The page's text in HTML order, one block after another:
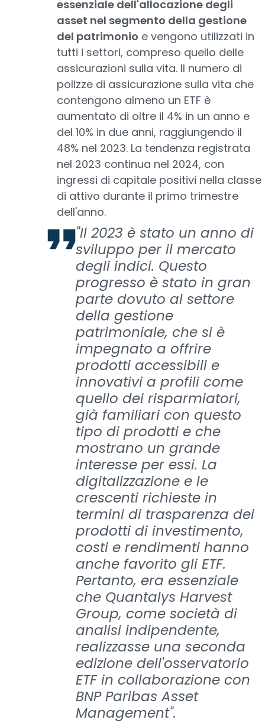
essenziale dell'allocazione degli
asset nel segmento della gestione
del patrimonio e vengono utilizzati in
tutti i settori, compreso quello delle
assicurazioni sulla vita. Il numero di
polizze di assicurazione sulla vita che
contengono almeno un ETF è
aumentato di oltre il 4% in un anno e
del 10% in due anni, raggiungendo il
48% nel 2023. La tendenza registrata
nel 2023 continua nel 2024, con
ingressi di capitale positivi nella classe
di attivo durante il primo trimestre
dell'anno.
"Il 2023 è stato un anno di
sviluppo per il mercato
degli indici. Questo
progresso è stato in gran
parte dovuto al settore
della gestione
patrimoniale, che si è
impegnato a offrire
prodotti accessibili e
innovativi a profili come
quello dei risparmiatori,
già familiari con questo
tipo di prodotti e che
mostrano un grande
interesse per essi. La
digitalizzazione e le
crescenti richieste in
termini di trasparenza dei
prodotti di investimento,
costi e rendimenti hanno
anche favorito gli ETF.
Pertanto, era essenziale
che Quantalys Harvest
Group, come società di
analisi indipendente,
realizzasse una seconda
edizione dell'osservatorio
ETF in collaborazione con
BNP Paribas Asset
Management".